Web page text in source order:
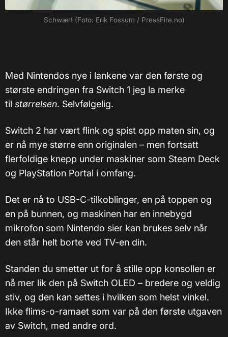
Schwær! (Foto: Erik Fossum / PressFire.no)
Med Nintendos nye i lankene var den første og
største endringen fra Switch 1 jeg la merke
til størrelsen. Selvfølgelig.
Switch 2 har vært flink og spist opp maten sin, og
er nå mye større enn originalen – men fortsatt
flerfoldige knepp under maskiner som Steam Deck
og PlayStation Portal i omfang.
Det er nå to USB-C-tilkoblinger, en på toppen og
en på bunnen, og maskinen har en innebygd
mikrofon som Nintendo sier kan brukes selv når
den står helt borte ved TV-en din.
Standen du smetter ut for å stille opp konsollen er
nå mer lik den på Switch OLED – bredere og veldig
stiv, og den kan settes i hvilken som helst vinkel.
Ikke flims-o-ramaet som var på den første utgaven
av Switch, med andre ord.